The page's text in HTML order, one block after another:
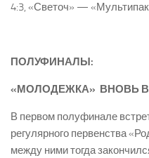
4:3, «Светоч» —
ПОЛУФИНАЛЫ:
«МОЛОДЕЖКА» ВНОВЬ
В первом полуфинале
регулярного первенства
между ними тогда